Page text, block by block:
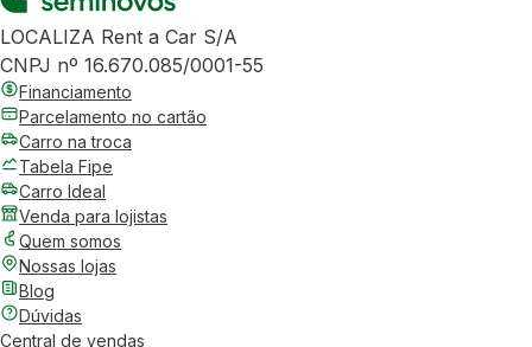
LOCALIZA Rent a Car S/A
CNPJ nº 16.670.085/0001-55
Financiamento
Parcelamento no cartão
Carro na troca
Tabela Fipe
Carro Ideal
Venda para lojistas
Quem somos
Nossas lojas
Blog
Dúvidas
Central de vendas